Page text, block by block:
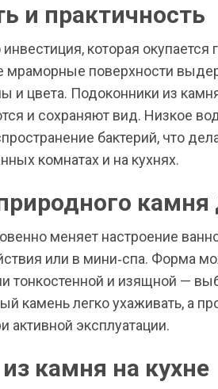
и практичность
которая окупается
мраморные поверхности
и цвета. Подоконники из
и сохраняют вид. Низкое
бактерий, что
комнатах и на кухнях.
камня
меняет настроение
или в мини‑спа. Форма
тонкостенной и изящной —
камень легко ухаживать, а
эксплуатации.
камня на кухне